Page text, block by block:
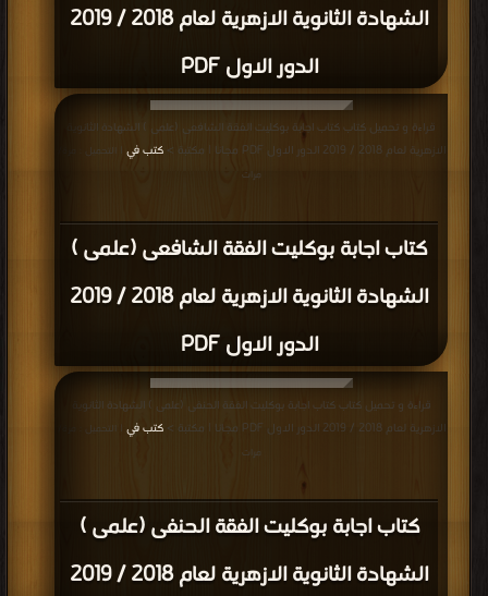
الشهادة الثانوية الازهرية لعام 2018 / 2019
الدور الاول PDF
كتاب اجابة بوكليت الفقة الشافعى (علمى )
الشهادة الثانوية الازهرية لعام 2018 / 2019
الدور الاول PDF
قراءة و تحميل كتاب كتاب اجابة بوكليت الفقة الشافعى (علمى ) الشهادة الثانوية
الازهرية لعام 2018 / 2019 الدور الاول PDF مجانا | مكتبة >
كتب في
| التحميل : مرة/
مرات
كتاب اجابة بوكليت الفقة الحنفى (علمى )
الشهادة الثانوية الازهرية لعام 2018 / 2019
قراءة و تحميل كتاب كتاب اجابة بوكليت الفقة الحنفى (علمى ) الشهادة الثانوية
الازهرية لعام 2018 / 2019 الدور الاول PDF مجانا | مكتبة >
كتب في
| التحميل : مرة/
مرات